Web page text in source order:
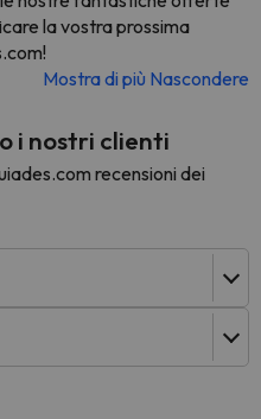
la vostra prossima
Mostra di più Nascondere
i nostri clienti
recensioni dei